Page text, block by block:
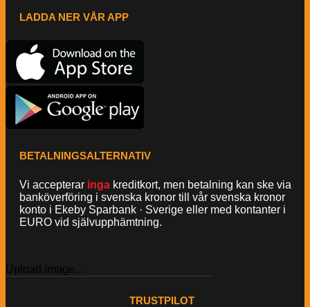
LADDA NER VÅR APP
BETALNINGSALTERNATIV
Vi accepterar inga kreditkort, men betalning kan ske via
banköverföring i svenska kronor till vår svenska kronor
konto i Ekeby Sparbank · Sverige eller med kontanter i
EURO vid självupphämtning.
Upload Image...
TRUSTPILOT